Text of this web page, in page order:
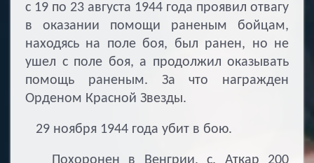
с 19 по 23 августа 1944 года проявил отвагу
в оказании помощи раненым бойцам,
находясь на поле боя, был ранен, но не
ушел с поле боя, а продолжил оказывать
помощь раненым. За что награжден
Орденом Красной Звезды.
29 ноября 1944 года убит в бою.
Похоронен в Венгрии, с. Аткар 200